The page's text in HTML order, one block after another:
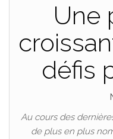
Une
défis
Au cours des
de plus en plus